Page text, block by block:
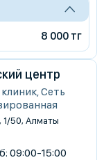
8 000 тг
центр
Сеть
1/50, Алматы
09:00-15:00